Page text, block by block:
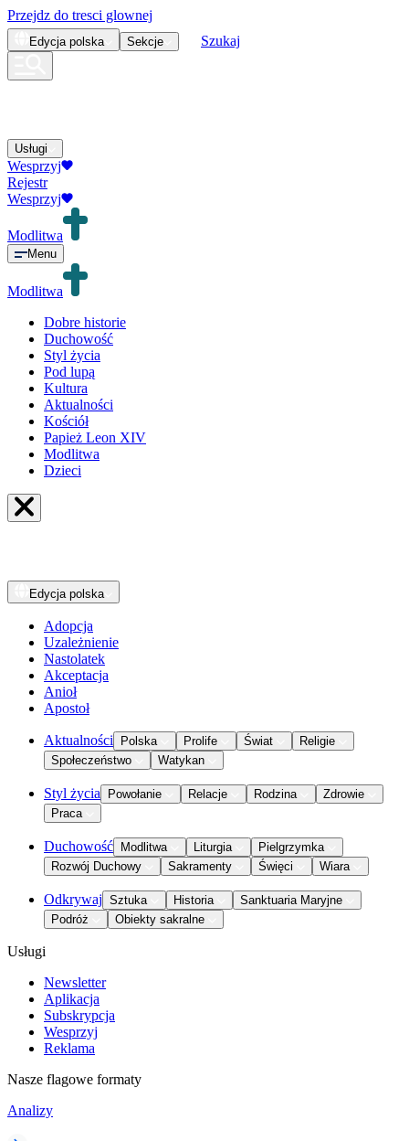
Przejdz do tresci glownej
Edycja polska Sekcje Szukaj
Usługi
Wesprzyj
Rejestr
Wesprzyj
Modlitwa
Menu
Modlitwa
Dobre historie
Duchowość
Styl życia
Pod lupą
Kultura
Aktualności
Kościół
Papież Leon XIV
Modlitwa
Dzieci
Edycja polska
Adopcja
Uzależnienie
Nastolatek
Akceptacja
Anioł
Apostoł
Aktualności Polska Prolife Świat
Religie
Społeczeństwo
Watykan
Styl życia Powołanie Relacje Rodzina
Zdrowie
Praca
Duchowość Modlitwa Liturgia
Pielgrzymka
Rozwój Duchowy
Sakramenty Święci Wiara
Odkrywaj Sztuka Historia
Sanktuaria Maryjne
Podróż
Obiekty sakralne
Usługi
Newsletter
Aplikacja
Subskrypcja
Wesprzyj
Reklama
Nasze flagowe formaty
Analizy